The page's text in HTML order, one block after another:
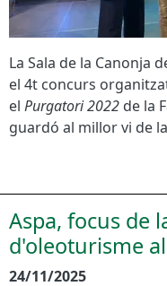
La Sala de la Canonja
el 4t concurs
el Purgatori 2022 de la
guardó al millor vi de
Aspa, focus de
d'oleoturisme
24/11/2025